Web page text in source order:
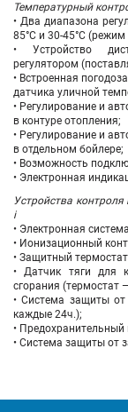
Температурный
• Два диапазона
85°С и 30-45°С
• Устройство
регулятором
• Встроенная
датчика уличной
• Регулирование и
в контуре отопления;
• Регулирование и
в отдельном бойлере;
• Возможность
• Электронная
Устройства
i
• Электронная
• Ионизационный
• Защитный
• Датчик тяги для
сгорания (термостат
• Система защиты от
каждые 24ч.);
• Предохранительный
• Система защиты от